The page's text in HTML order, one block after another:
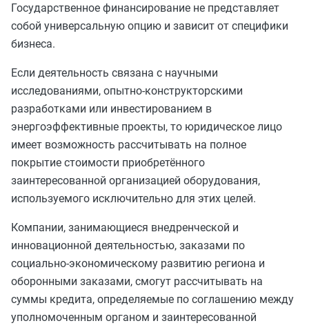
Государственное финансирование не представляет
собой универсальную опцию и зависит от специфики
бизнеса.
Если деятельность связана с научными
исследованиями, опытно-конструкторскими
разработками или инвестированием в
энергоэффективные проекты, то юридическое лицо
имеет возможность рассчитывать на полное
покрытие стоимости приобретённого
заинтересованной организацией оборудования,
используемого исключительно для этих целей.
Компании, занимающиеся внедренческой и
инновационной деятельностью, заказами по
социально-экономическому развитию региона и
оборонными заказами, смогут рассчитывать на
суммы кредита, определяемые по соглашению между
уполномоченным органом и заинтересованной